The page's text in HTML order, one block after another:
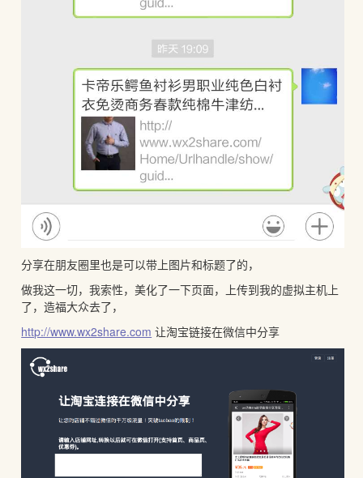
分享在朋友圈里也是可以带上图片和标题了的，
做我这一切，我索性，美化了一下页面，上传到我的虚拟主机上
了，造福大众去了，
http://www.wx2share.com 让淘宝链接在微信中分享